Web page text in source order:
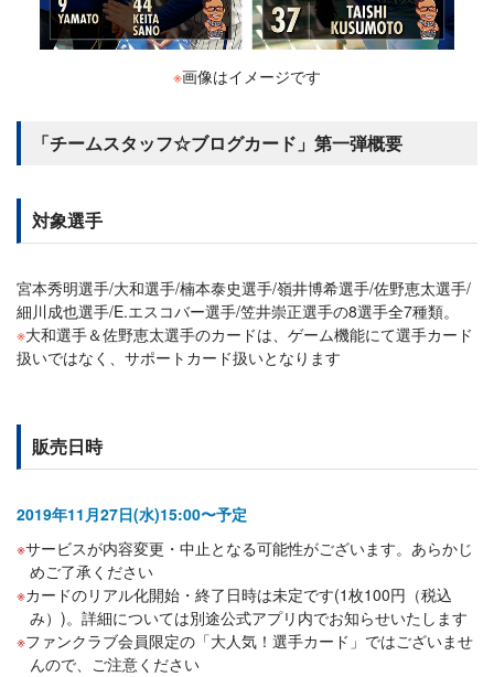
※画像はイメージです
「チームスタッフ☆ブログカード」第一弾概要
対象選手
宮本秀明選手/大和選手/楠本泰史選手/嶺井博希選手/佐野恵太選手/
細川成也選手/E.エスコバー選手/笠井崇正選手の8選手全7種類。
※大和選手＆佐野恵太選手のカードは、ゲーム機能にて選手カード
扱いではなく、サポートカード扱いとなります
販売日時
2019年11月27日(水)15:00〜予定
サービスが内容変更・中止となる可能性がございます。あらかじ
めご了承ください
カードのリアル化開始・終了日時は未定です(1枚100円（税込
み）)。詳細については別途公式アプリ内でお知らせいたします
ファンクラブ会員限定の「大人気！選手カード」ではございませ
んので、ご注意ください